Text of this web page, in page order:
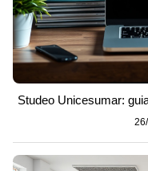
Studeo Unicesumar: